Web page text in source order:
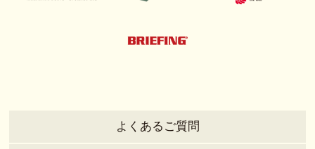
よくあるご質問